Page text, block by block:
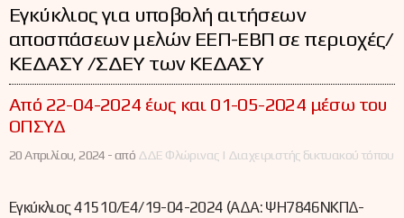
Εγκύκλιος για υποβολή αιτήσεων
αποσπάσεων μελών ΕΕΠ-ΕΒΠ σε περιοχές/
ΚΕΔΑΣΥ /ΣΔΕΥ των ΚΕΔΑΣΥ
Από 22-04-2024 έως και 01-05-2024 μέσω του
ΟΠΣΥΔ
20 Απριλίου, 2024 -από ΔΔΕ Φλώρινας | Διαχειριστής δικτυακού τόπου
Εγκύκλιος 41510/Ε4/19-04-2024 (ΑΔΑ: ΨΗ7846ΝΚΠΔ-